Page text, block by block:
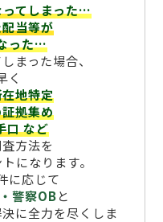
ってしまった…
当等が
った…
まった場合、
く
地特定
拠集め
口など
方法を
になります。
に応じて
警察OBと
に全力を尽くしま